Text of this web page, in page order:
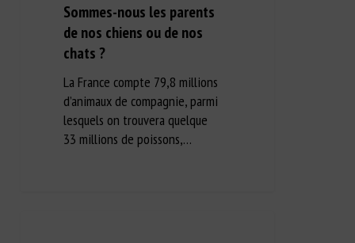
Sommes-nous les parents
de nos chiens ou de nos
chats ?
La France compte 79,8 millions
d’animaux de compagnie, parmi
lesquels on trouvera quelque
33 millions de poissons,…